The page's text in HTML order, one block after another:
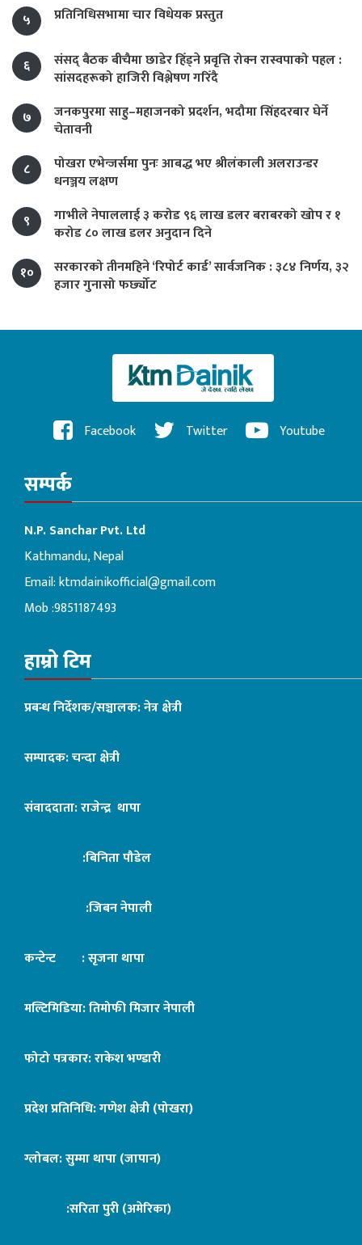
५
प्रतिनिधिसभामा चार विधेयक प्रस्तुत
६
संसद् बैठक बीचैमा छाडेर हिँड्ने प्रवृत्ति रोक्न रास्वपाको पहल :
सांसदहरूको हाजिरी विश्लेषण गरिँदै
७
जनकपुरमा साहु–महाजनको प्रदर्शन, भदौमा सिंहदरबार घेर्ने
चेतावनी
८
पोखरा एभेन्जर्समा पुनः आबद्ध भए श्रीलंकाली अलराउन्डर
धनञ्जय लक्षण
९
गाभीले नेपाललाई ३ करोड ९६ लाख डलर बराबरको खोप र १
करोड ८० लाख डलर अनुदान दिने
१०
सरकारको तीनमहिने ‘रिपोर्ट कार्ड’ सार्वजनिक : ३८४ निर्णय, ३२
हजार गुनासो फर्छ्योट
Facebook Twitter Youtube
सम्पर्क
N.P. Sanchar Pvt. Ltd
Kathmandu, Nepal
Email:ktmdainikofficial@gmail.com
Mob :9851187493
हाम्रो टिम
प्रबन्ध निर्देशक/सञ्चालक: नेत्र क्षेत्री
सम्पादक: चन्दा क्षेत्री
संवाददाता: राजेन्द्र थापा
:बिनिता पौडेल
:जिबन नेपाली
कन्टेन्ट : सृजना थापा
मल्टिमिडिया: तिमोफी मिजार नेपाली
फोटो पत्रकार: राकेश भण्डारी
प्रदेश प्रतिनिधि: गणेश क्षेत्री (पोखरा)
ग्लोबल: सुम्मा थापा (जापान)
:सरिता पुरी (अमेरिका)